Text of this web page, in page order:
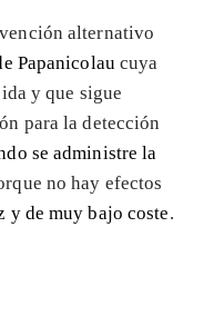
alternativo
Papanicolau cuya
y que sigue
para la detección
se administre la
no hay efectos
y de muy bajo coste.